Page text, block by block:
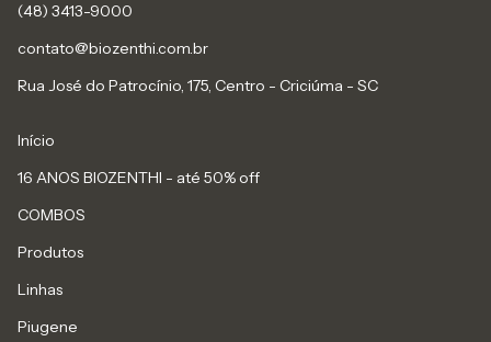
(48) 3413-9000
contato@biozenthi.com.br
Rua José do Patrocínio, 175, Centro - Criciúma - SC
Início
16 ANOS BIOZENTHI - até 50% off
COMBOS
Produtos
Linhas
Piugene